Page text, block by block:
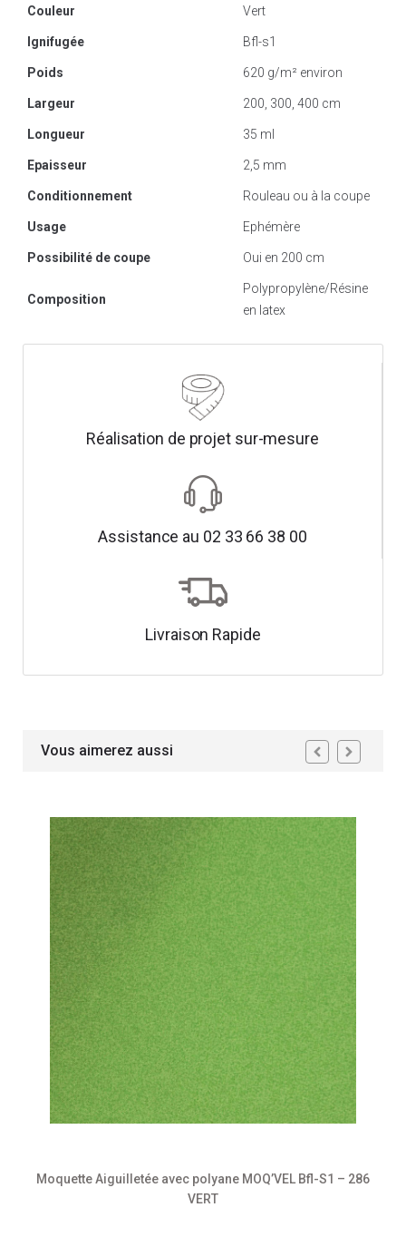
Couleur Vert
Ignifugée Bfl-s1
Poids 620 g/m² environ
Largeur 200, 300, 400 cm
Longueur 35 ml
Epaisseur 2,5 mm
Conditionnement Rouleau ou à la coupe
Usage Ephémère
Possibilité de coupe Oui en 200 cm
Composition
Polypropylène/Résine
en latex
Réalisation de projet sur-mesure
Assistance au 02 33 66 38 00
Livraison Rapide
Vous aimerez aussi
Moquette Aiguilletée avec polyane MOQ’VEL Bfl-S1 – 286
VERT